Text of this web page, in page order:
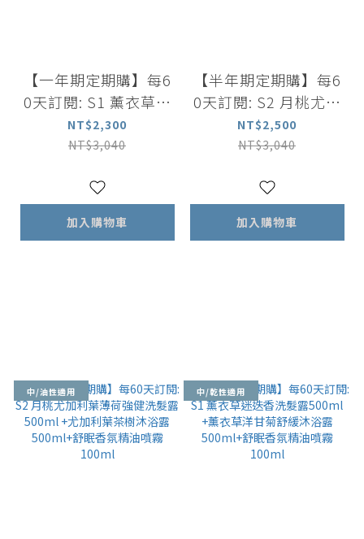
【一年期定期購】每6
0天訂閱: S1 薰衣草迷
迭香洗髮露500ml +尤
加利葉茶樹沐浴露 500
100ml
NT$2,300
NT$3,040
加入購物車
【半年期定期購】每6
0天訂閱: S2 月桃尤加
利葉薄荷強健洗髮露 5
00ml +薰衣草洋甘菊
眠香氛精油噴霧 100m
l
NT$2,500
NT$3,040
加入購物車
中/油性適用 中/乾性適用